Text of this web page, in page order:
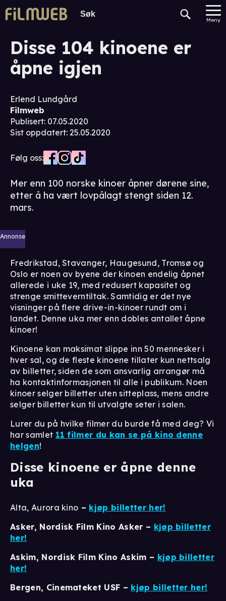
Meny
Disse 104 kinoene er
åpne igjen
Erlend Lundgård
Filmweb
Publisert: 07.05.2020
Sist oppdatert: 25.05.2020
Følg oss:
Mer enn 100 norske kinoer åpner dørene sine,
etter å ha vært lovpålagt stengt siden 12.
mars.
Annonse
Fredrikstad, Stavanger, Haugesund, Tromsø og
Oslo er noen av byene der kinoen endelig åpnet
allerede i uke 19, med redusert kapasitet og
strenge smitteverntiltak. Samtidig er det nye
visninger på flere drive-in-kinoer rundt om i
landet. Denne uka mer enn dobles antallet åpne
kinoer!
Kinoene kan maksimat slippe inn 50 mennesker i
hver sal, og de fleste kinoene tillater kun nettsalg
av billetter, siden de som ansvarlig arrangør må
ha kontaktinformasjonen til alle i publikum. Noen
kinoer selger billetter uten sitteplass, mens andre
selger billetter kun til utvalgte seter i salen.
Lurer du på hvilke filmer du burde få med deg? Vi
har samlet 11 filmer du kan se på kino denne
helgen!
Disse kinoene er åpne denne
uka
Alta, Aurora kino – kjøp billetter her!
Asker, Nordisk Film Kino Asker – kjøp billetter
her!
Askim, Nordisk Film Kino Askim – kjøp billetter
her!
Bergen, Cinemateket USF – kjøp billetter her!